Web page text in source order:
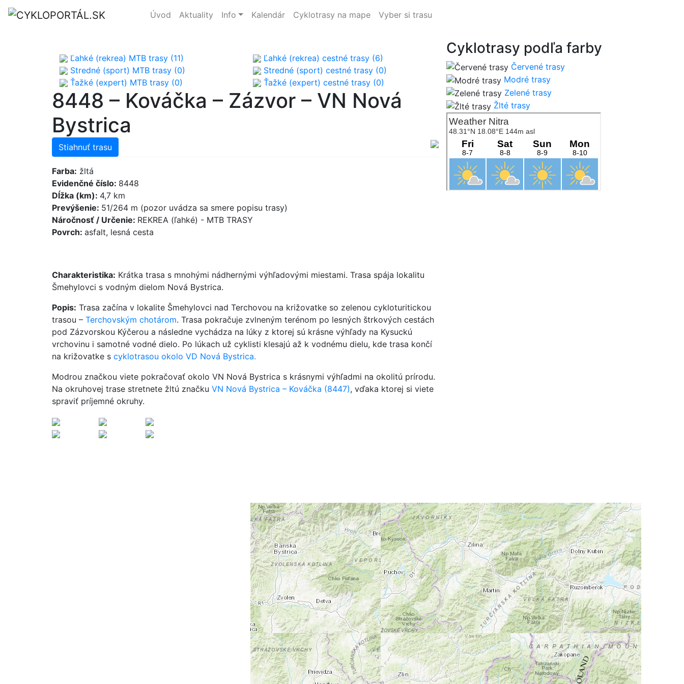
Úvod Aktuality Info Kalendár Cyklotrasy na mape Vyber si trasu
Ľahké (rekrea) MTB trasy (11)
Stredné (sport) MTB trasy (0)
Ťažké (expert) MTB trasy (0)
Ľahké (rekrea) cestné trasy (6)
Stredné (sport) cestné trasy (0)
Ťažké (expert) cestné trasy (0)
8448 – Kováčka – Zázvor – VN Nová
Bystrica
Stiahnuť trasu
Farba: žltá
Evidenčné číslo: 8448
Dĺžka (km): 4,7 km
Prevýšenie: 51/264 m (pozor uvádza sa smere popisu trasy)
Náročnosť / Určenie: REKREA (ľahké) - MTB TRASY
Povrch: asfalt, lesná cesta
Charakteristika: Krátka trasa s mnohými nádhernými výhľadovými miestami. Trasa spája lokalitu
Šmehylovci s vodným dielom Nová Bystrica.
Popis: Trasa začína v lokalite Šmehylovci nad Terchovou na križovatke so zelenou cykloturitickou
trasou – Terchovským chotárom. Trasa pokračuje zvlneným terénom po lesných štrkových cestách
pod Zázvorskou Kýčerou a následne vychádza na lúky z ktorej sú krásne výhľady na Kysuckú
vrchovinu i samotné vodné dielo. Po lúkach už cyklisti klesajú až k vodnému dielu, kde trasa končí
na križovatke s cyklotrasou okolo VD Nová Bystrica.
Modrou značkou viete pokračovať okolo VN Nová Bystrica s krásnymi výhľadmi na okolitú prírodu.
Na okruhovej trase stretnete žltú značku VN Nová Bystrica – Kováčka (8447), vďaka ktorej si viete
spraviť príjemné okruhy.
Cyklotrasy podľa farby
Červené trasy
Modré trasy
Zelené trasy
Žlté trasy